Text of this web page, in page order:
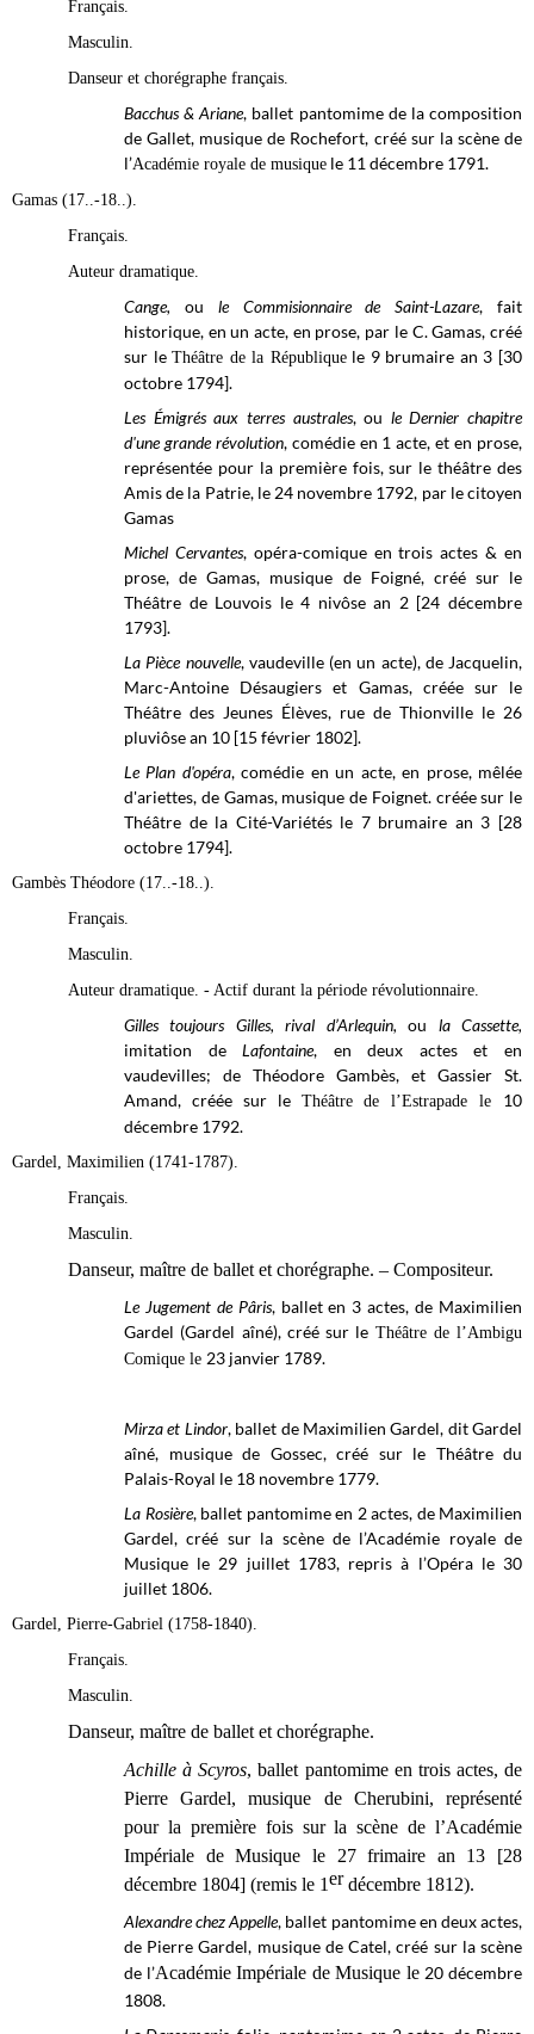
Français.
Masculin.
Danseur et chorégraphe français.
Bacchus & Ariane, ballet pantomime de la composition
de Gallet, musique de Rochefort, créé sur la scène de
l’Académie royale de musique le 11 décembre 1791.
Gamas (17..-18..).
Français.
Auteur dramatique.
Cange, ou le Commisionnaire de Saint-Lazare, fait
historique, en un acte, en prose, par le C. Gamas, créé
sur leThéâtre de la Républiquele 9 brumaire an 3 [30
octobre 1794].
Les Émigrés aux terres australes, ou le Dernier chapitre
d'une grande révolution, comédie en 1 acte, et en prose,
représentée pour la première fois, sur le théâtre des
Amis de la Patrie, le 24 novembre 1792, par le citoyen
Gamas
Michel Cervantes, opéra-comique en trois actes & en
prose, de Gamas, musique de Foigné, créé sur le
Théâtre de Louvois le 4 nivôse an 2 [24 décembre
1793].
La Pièce nouvelle, vaudeville (en un acte), de Jacquelin,
Marc-Antoine Désaugiers et Gamas, créée sur le
Théâtre des Jeunes Élèves, rue de Thionville le 26
pluviôse an 10 [15 février 1802].
Le Plan d'opéra, comédie en un acte, en prose, mêlée
d'ariettes, de Gamas, musique de Foignet. créée sur le
Théâtre de la Cité-Variétésle 7 brumaire an 3 [28
octobre 1794].
Gambès Théodore (17..-18..).
Français.
Masculin.
Auteur dramatique. - Actif durant la période révolutionnaire.
Gilles toujours Gilles, rival d’Arlequin,ou la Cassette,
imitation deLafontaine, en deux actes et en
vaudevilles; de Théodore Gambès, et Gassier St.
Amand, créée sur le Théâtre de l’Estrapade le 10
décembre 1792.
Gardel, Maximilien (1741-1787).
Français.
Masculin.
Danseur, maître de ballet et chorégraphe. – Compositeur.
Le Jugement de Pâris, ballet en 3 actes, de Maximilien
Gardel (Gardel aîné), créé sur le Théâtre de l’Ambigu
Comique le 23 janvier 1789.
Mirza et Lindor, ballet de Maximilien Gardel, dit Gardel
aîné, musique de Gossec, créé sur le Théâtre du
Palais-Royal le 18 novembre 1779.
La Rosière, ballet pantomime en 2 actes, de Maximilien
Gardel, créé sur la scène de l’Académie royale de
Musique le 29 juillet 1783, repris à l’Opéra le 30
juillet 1806.
Gardel, Pierre-Gabriel (1758-1840).
Français.
Masculin.
Danseur, maître de ballet et chorégraphe.
Achille à Scyros, ballet pantomime en trois actes, de
Pierre Gardel, musique de Cherubini, représenté
pour la première fois sur la scène de l’Académie
Impériale de Musique le 27 frimaire an 13 [28
décembre 1804] (remis le 1erdécembre 1812).
Alexandre chez Appelle, ballet pantomime en deux actes,
de Pierre Gardel, musique de Catel, créé sur la scène
de l’Académie Impériale de Musique le 20 décembre
1808.